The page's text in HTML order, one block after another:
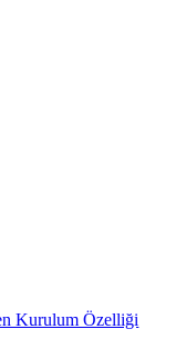
Kurulum Özelliği